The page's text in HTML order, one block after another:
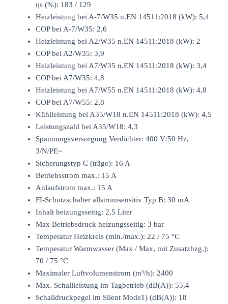
ηs (%): 183 / 129
Heizleistung bei A-7/W35 n.EN 14511:2018 (kW): 5,4
COP bei A-7/W35: 2,6
Heizleistung bei A2/W35 n.EN 14511:2018 (kW): 2
COP bei A2/W35: 3,9
Heizleistung bei A7/W35 n.EN 14511:2018 (kW): 3,4
COP bei A7/W35: 4,8
Heizleistung bei A7/W55 n.EN 14511:2018 (kW): 4,8
COP bei A7/W55: 2,8
Kühlleistung bei A35/W18 n.EN 14511:2018 (kW): 4,5
Leistungszahl bei A35/W18: 4,3
Spannungsversorgung Verdichter: 400 V/50 Hz,
3/N/PE~
Sicherungstyp C (träge): 16 A
Betriebsstrom max.: 15 A
Anlaufstrom max.: 15 A
FI-Schutzschalter allstromsensitiv Typ B: 30 mA
Inhalt heizungsseitig: 2,5 Liter
Max Betriebsdruck heizungsseitig: 3 bar
Temperatur Heizkreis (min./max.): 22 / 75 °C
Temperatur Warmwasser (Max / Max, mit Zusatzhzg.):
70 / 75 °C
Maximaler Luftvolumenstrom (m³/h): 2400
Max. Schallleistung im Tagbetrieb (dB(A)): 55,4
Schalldruckpegel im Silent Mode1) (dB(A)): 18